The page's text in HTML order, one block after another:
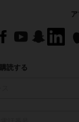
読する